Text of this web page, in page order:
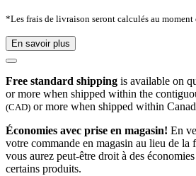
*Les frais de livraison seront calculés au moment
En savoir plus
Free standard shipping is available on
or more when shipped within the
(CAD) or more when shipped within
Économies avec prise en magasin! En
votre commande en magasin au lieu de la
vous aurez peut-être droit à des
certains produits.